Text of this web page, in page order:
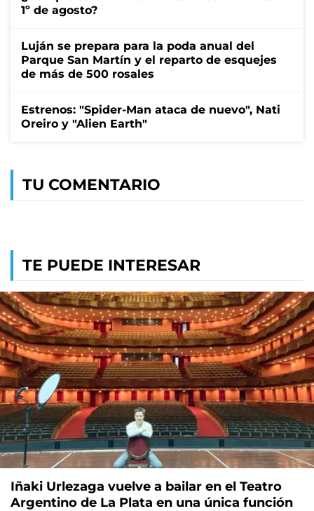
1º de agosto?
Luján se prepara para la poda anual del
Parque San Martín y el reparto de esquejes
de más de 500 rosales
Estrenos: "Spider-Man ataca de nuevo", Nati
Oreiro y "Alien Earth"
TU COMENTARIO
TE PUEDE INTERESAR
Iñaki Urlezaga vuelve a bailar en el Teatro
Argentino de La Plata en una única función